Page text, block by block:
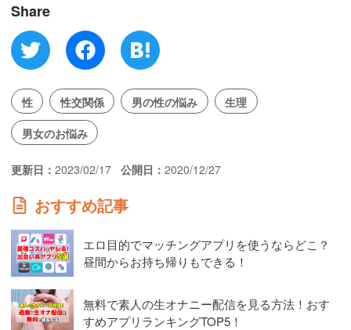
Share
性 性交関係 男の性の悩み
生理
男女のお悩み
更新日 2023/02/17 公開日 2020/12/27
おすすめ記事
エロ目的でマッチングアプリを使うならどこ？
昼間からお持ち帰りもできる！
無料で素人の生オナニー配信を見る方法！おす
すめアプリランキングTOP5！